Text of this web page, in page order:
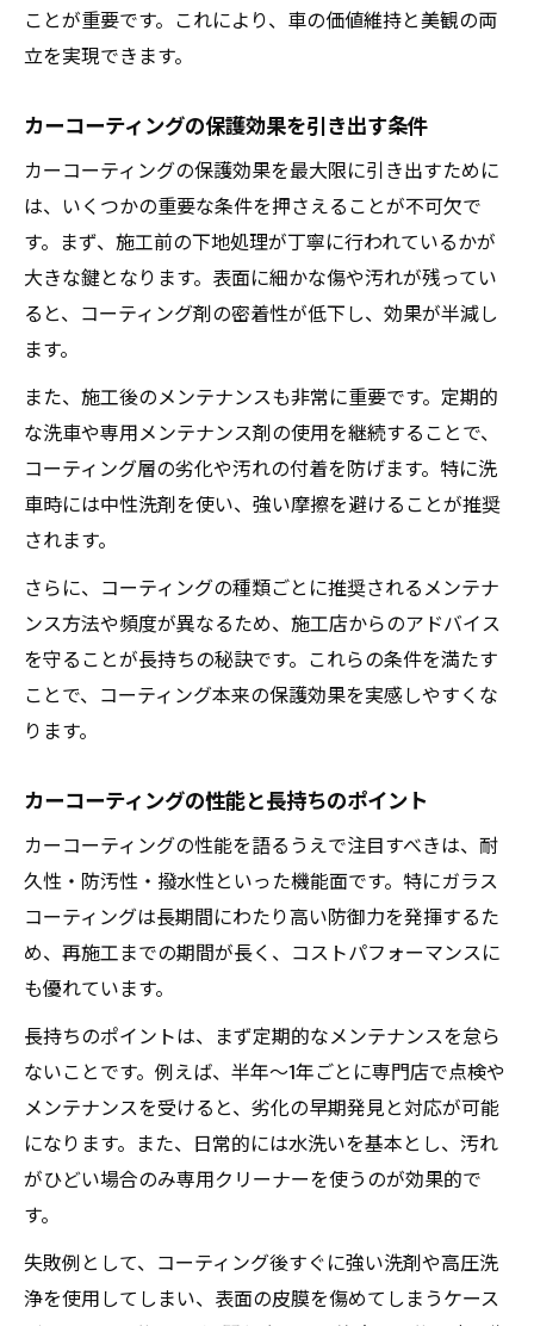
塗装を傷めないカーコーティング活用方法
極める
愛車を守るためのカーコーティング日常ケ
ア
ガラスコーティング再施工が必要な場合
カーコーティング再施工が必要な劣化サイ
ン
ング
DIYによるカーコーティング再施工の注意点
プロによるガラスコーティング再施工の利
点
効果
日常メンテナンスで差がつくカーコーティング
正しい洗車がカーコーティング効果を維持
カーコーティング後のメンテナンス頻度の
ント
カーコーティングの美観を守る洗車方法
日々の点検で防ぐカーコーティングの劣化
施工後に意識したい長持ちの秘訣
カーコーティング効果を長持ちさせる習慣
為
定期的なメンテナンスがカーコーティング
を守る
カーコーティングの持続期間を伸ばす方法
ことが重要です。これにより、車の価値維持と美観の両
立を実現できます。
カーコーティングの保護効果を引き出す条件
カーコーティングの保護効果を最大限に引き出すために
は、いくつかの重要な条件を押さえることが不可欠で
す。まず、施工前の下地処理が丁寧に行われているかが
大きな鍵となります。表面に細かな傷や汚れが残ってい
ると、コーティング剤の密着性が低下し、効果が半減し
ます。
また、施工後のメンテナンスも非常に重要です。定期的
な洗車や専用メンテナンス剤の使用を継続することで、
コーティング層の劣化や汚れの付着を防げます。特に洗
車時には中性洗剤を使い、強い摩擦を避けることが推奨
されます。
さらに、コーティングの種類ごとに推奨されるメンテナ
ンス方法や頻度が異なるため、施工店からのアドバイス
を守ることが長持ちの秘訣です。これらの条件を満たす
ことで、コーティング本来の保護効果を実感しやすくな
ります。
カーコーティングの性能と長持ちのポイント
カーコーティングの性能を語るうえで注目すべきは、耐
久性・防汚性・撥水性といった機能面です。特にガラス
コーティングは長期間にわたり高い防御力を発揮するた
め、再施工までの期間が長く、コストパフォーマンスに
も優れています。
長持ちのポイントは、まず定期的なメンテナンスを怠ら
ないことです。例えば、半年～1年ごとに専門店で点検や
メンテナンスを受けると、劣化の早期発見と対応が可能
になります。また、日常的には水洗いを基本とし、汚れ
がひどい場合のみ専用クリーナーを使うのが効果的で
す。
失敗例として、コーティング後すぐに強い洗剤や高圧洗
浄を使用してしまい、表面の皮膜を傷めてしまうケース